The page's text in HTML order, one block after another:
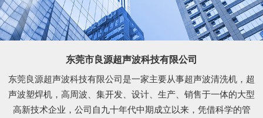
东莞市良源超声波科技有限公司
东莞良源超声波科技有限公司是一家主要从事超声波清洗机，超
声波塑焊机，高周波、集开发、设计、生产、销售于一体的大型
高新技术企业，公司自九十年代中期成立以来，凭借科学的管